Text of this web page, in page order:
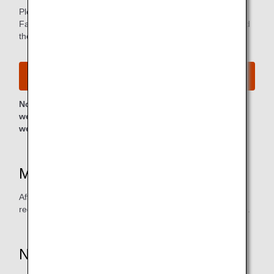
Please make an application for one of the eligible OCS
Family Link Service offerings as an individual customer, and
then use a credit card to pay the fee.
Note: Clicking on the link will lead to a non-ANA
website, at which point the privacy policy of that
website will apply to personal information protection.
Mileage Accrual Date
After service usage, approximately 4 to 5 months will be
required for the miles to be credited to the mileage balance.
Notes